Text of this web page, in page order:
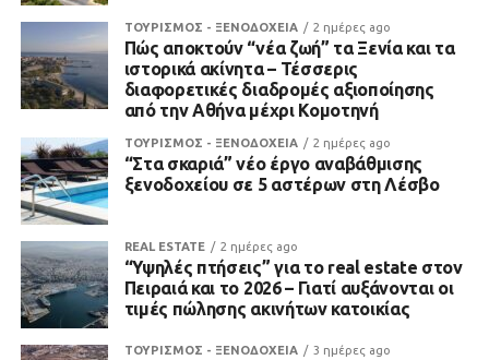
ΤΟΥΡΙΣΜΟΣ - ΞΕΝΟΔΟΧΕΙΑ 2 ημέρες ago
Πώς αποκτούν “νέα ζωή” τα Ξενία και τα
ιστορικά ακίνητα – Τέσσερις
διαφορετικές διαδρομές αξιοποίησης
από την Αθήνα μέχρι Κομοτηνή
ΤΟΥΡΙΣΜΟΣ - ΞΕΝΟΔΟΧΕΙΑ 2 ημέρες ago
“Στα σκαριά” νέο έργο αναβάθμισης
ξενοδοχείου σε 5 αστέρων στη Λέσβο
REAL ESTATE 2 ημέρες ago
“Υψηλές πτήσεις” για το real estate στον
Πειραιά και το 2026 – Γιατί αυξάνονται οι
τιμές πώλησης ακινήτων κατοικίας
ΤΟΥΡΙΣΜΟΣ - ΞΕΝΟΔΟΧΕΙΑ 3 ημέρες ago